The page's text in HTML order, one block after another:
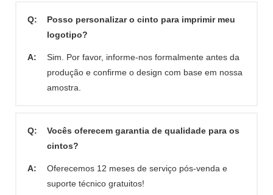
Q:
Posso personalizar o cinto para imprimir meu
logotipo?
A:
Sim. Por favor, informe-nos formalmente antes da
produção e confirme o design com base em nossa
amostra.
Q:
Vocês oferecem garantia de qualidade para os
cintos?
A:
Oferecemos 12 meses de serviço pós-venda e
suporte técnico gratuitos!